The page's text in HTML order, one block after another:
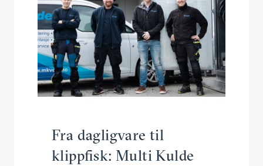
Fra dagligvare til
klippfisk: Multi Kulde